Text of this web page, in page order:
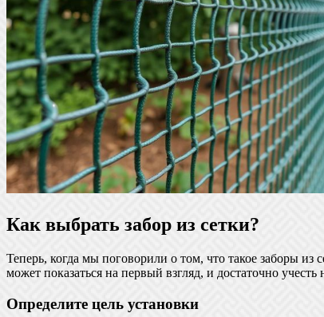
Как выбрать забор из сетки?
Теперь, когда мы поговорили о том, что такое заборы
может показаться на первый взгляд, и достаточно
Определите цель установки